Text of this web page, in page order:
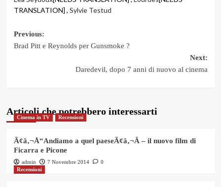
TRANSLATION] , Sylvie Testud
Post
Previous:
Brad Pitt e Reynolds per Gunsmoke ?
Next:
Daredevil, dopo 7 anni di nuovo al cinema
Articoli che potrebbero interessarti
Cinema in TV Recensioni
Ã¢â‚¬Å“Andiamo a quel paeseÃ¢â‚¬Â – il nuovo film di
Ficarra e Picone
admin 7 Novembre 2014
0
Recensioni